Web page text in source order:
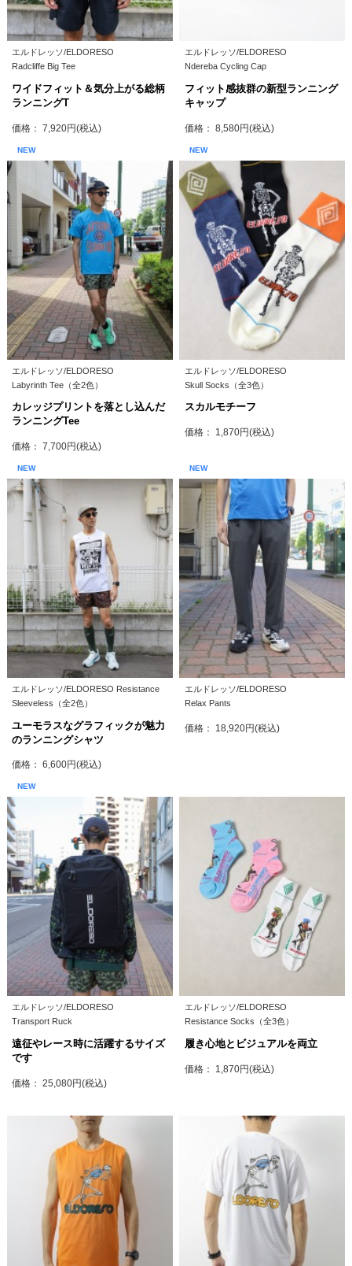
エルドレッソ/ELDORESO
Radcliffe Big Tee
ワイドフィット＆気分上がる総柄
ランニングT
価格： 7,920円(税込)
エルドレッソ/ELDORESO
Ndereba Cycling Cap
フィット感抜群の新型ランニング
キャップ
価格： 8,580円(税込)
NEW
エルドレッソ/ELDORESO
Labyrinth Tee（全2色）
カレッジプリントを落とし込んだ
ランニングTee
価格： 7,700円(税込)
NEW
エルドレッソ/ELDORESO
Skull Socks（全3色）
スカルモチーフ
価格： 1,870円(税込)
NEW
エルドレッソ/ELDORESO Resistance
Sleeveless（全2色）
ユーモラスなグラフィックが魅力
のランニングシャツ
価格： 6,600円(税込)
NEW
エルドレッソ/ELDORESO
Relax Pants
価格： 18,920円(税込)
NEW
エルドレッソ/ELDORESO
Transport Ruck
遠征やレース時に活躍するサイズ
です
価格： 25,080円(税込)
エルドレッソ/ELDORESO
Resistance Socks（全3色）
履き心地とビジュアルを両立
価格： 1,870円(税込)